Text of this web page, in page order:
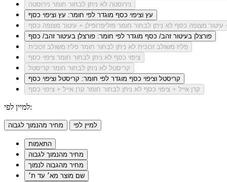
נירוסטה לא ניתן לבחור חומר נירוסטה
עץ וציפוי כסף מוגדר לפי חומר: עץ וציפוי כסף
עיטור מצופה כסף לא ניתן לבחור חומר פוליפרופילן + עיטור מצופה כסף
פורצלן בעיטור זהב/ כסף מוגדר לפי חומר: פורצלן בעיטור זהב/ כסף
פליז משולב זכוכית לא ניתן לבחור חומר פליז משולב זכוכית
ציפוי כסף לא ניתן לבחור חומר ציפוי כסף
קריסטל לא ניתן לבחור חומר קריסטל
קריסטל וציפוי כסף מוגדר לפי חומר: קריסטל וציפוי כסף
קרן אייל + ציפוי כסף לא ניתן לבחור חומר קרן אייל + ציפוי כסף
למיין לפי:
מחיר מהנמוך לגבוה למיין לפי
התאמות
מחיר מהנמוך לגבוה
מחיר מהגבוה לנמוך
שם מוצר מא׳ עד ת׳